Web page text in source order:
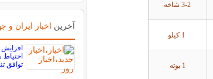
3-2 شاخه
1 بوته
آخرین اخبار ایران و
توافق